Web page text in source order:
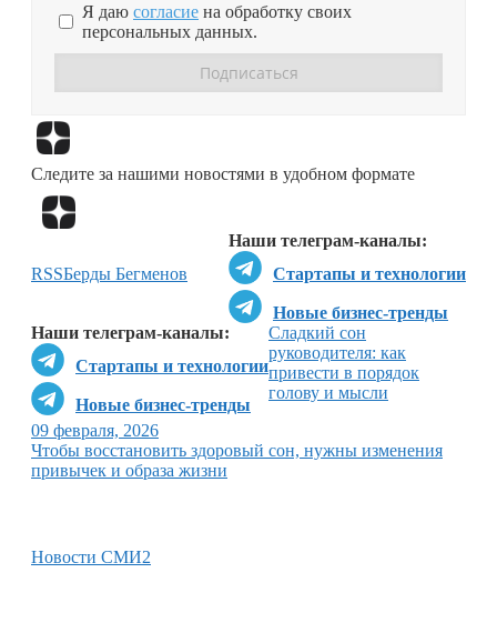
Я даю согласие на обработку своих
персональных данных.
Следите за нашими новостями в удобном формате
Наши телеграм-каналы:
Стартапы и технологии
Новые бизнес-тренды
Наши телеграм-каналы:
Стартапы и технологии
Новые бизнес-тренды
RSSБерды Бегменов
Сладкий сон
руководителя: как
привести в порядок
голову и мысли
09 февраля, 2026
Чтобы восстановить здоровый сон, нужны изменения
привычек и образа жизни
Новости СМИ2